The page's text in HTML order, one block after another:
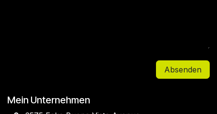
Absenden
Mein Unternehmen